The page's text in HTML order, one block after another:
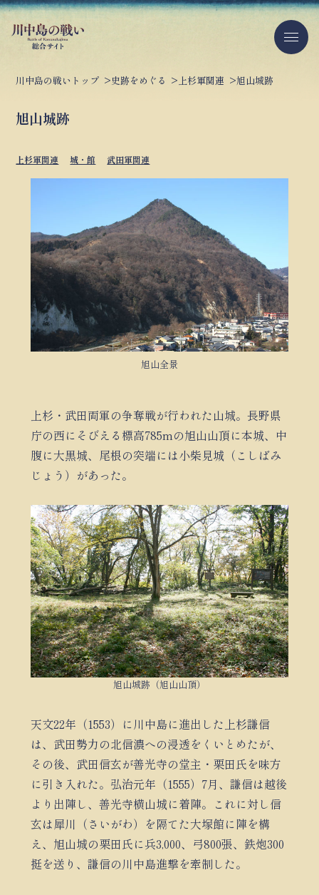
川中島の戦いトップ 史跡をめぐる 上杉軍関連 旭山城跡
旭山城跡
上杉軍関連 城・館 武田軍関連
旭山全景
上杉・武田両軍の争奪戦が行われた山城。長野県
庁の西にそびえる標高785mの旭山山頂に本城、中
腹に大黒城、尾根の突端には小柴見城（こしばみ
じょう）があった。
旭山城跡（旭山山頂）
天文22年（1553）に川中島に進出した上杉謙信
は、武田勢力の北信濃への浸透をくいとめたが、
その後、武田信玄が善光寺の堂主・栗田氏を味方
に引き入れた。弘治元年（1555）7月、謙信は越後
より出陣し、善光寺横山城に着陣。これに対し信
玄は犀川（さいがわ）を隔てた大塚館に陣を構
え、旭山城の栗田氏に兵3,000、弓800張、鉄炮300
挺を送り、謙信の川中島進撃を牽制した。